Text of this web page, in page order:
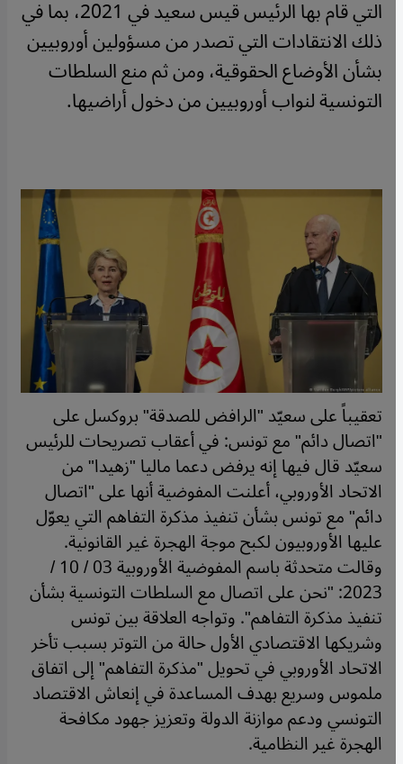
التي قام بها الرئيس قيس سعيد في 2021، بما في
ذلك الانتقادات التي تصدر من مسؤولين أوروبيين
بشأن الأوضاع الحقوقية، ومن ثم منع السلطات
التونسية لنواب أوروبيين من دخول أراضيها.
تعقيباً على سعيّد "الرافض للصدقة" بروكسل على
"اتصال دائم" مع تونس: في أعقاب تصريحات للرئيس
سعيّد قال فيها إنه يرفض دعما ماليا "زهيدا" من
الاتحاد الأوروبي، أعلنت المفوضية أنها على "اتصال
دائم" مع تونس بشأن تنفيذ مذكرة التفاهم التي يعوّل
عليها الأوروبيون لكبح موجة الهجرة غير القانونية.
وقالت متحدثة باسم المفوضية الأوروبية 03 / 10 /
2023: "نحن على اتصال مع السلطات التونسية بشأن
تنفيذ مذكرة التفاهم". وتواجه العلاقة بين تونس
وشريكها الاقتصادي الأول حالة من التوتر بسبب تأخر
الاتحاد الأوروبي في تحويل "مذكرة التفاهم" إلى اتفاق
ملموس وسريع بهدف المساعدة في إنعاش الاقتصاد
التونسي ودعم موازنة الدولة وتعزيز جهود مكافحة
الهجرة غير النظامية.